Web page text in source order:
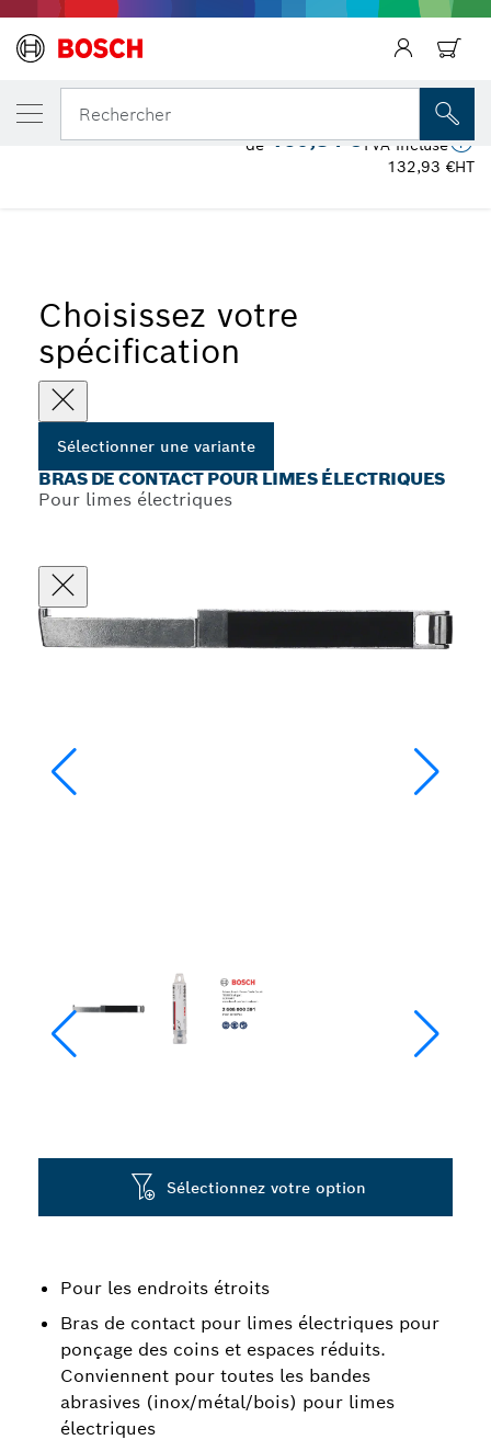
Rechercher
Choisissez votre
spécification
Sélectionner une variante
BRAS DE CONTACT POUR LIMES ÉLECTRIQUES
Pour limes électriques
Pour les endroits étroits
Bras de contact pour limes électriques pour
ponçage des coins et espaces réduits.
Conviennent pour toutes les bandes
abrasives (inox/métal/bois) pour limes
électriques
Sélectionnez votre option
VOTRE VARIANTE SÉLECTIONNÉE
Bras de contact pour limes électriques
de160,84 €TVA incluse
132,93 €HT